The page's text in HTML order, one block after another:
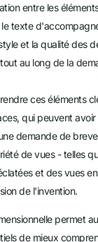
entre les
texte
et la qualité des
au long de la
ces éléments
qui peuvent
demande de
de vues - telles
et des vues
de l'invention.
permet
de mieux